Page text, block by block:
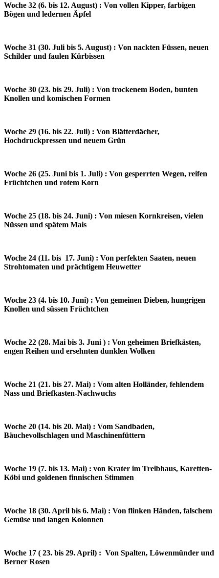
Woche 32 (6. bis 12. August) : Von vollen Kipper, farbigen
Bögen und ledernen Äpfel
Woche 31 (30. Juli bis 5. August) : Von nackten Füssen, neuen
Schilder und faulen Kürbissen
Woche 30 (23. bis 29. Juli) : Von trockenem Boden, bunten
Knollen und komischen Formen
Woche 29 (16. bis 22. Juli) : Von Blätterdächer,
Hochdruckpressen und neuem Grün
Woche 26 (25. Juni bis 1. Juli) : Von gesperrten Wegen, reifen
Früchtchen und rotem Korn
Woche 25 (18. bis 24. Juni) : Von miesen Kornkreisen, vielen
Nüssen und spätem Mais
Woche 24 (11. bis 17. Juni) : Von perfekten Saaten, neuen
Strohtomaten und prächtigem Heuwetter
Woche 23 (4. bis 10. Juni) : Von gemeinen Dieben, hungrigen
Knollen und süssen Früchtchen
Woche 22 (28. Mai bis 3. Juni ) : Von geheimen Briefkästen,
engen Reihen und ersehnten dunklen Wolken
Woche 21 (21. bis 27. Mai) : Vom alten Holländer, fehlendem
Nass und Briefkasten-Nachwuchs
Woche 20 (14. bis 20. Mai) : Vom Sandbaden,
Bäuchevollschlagen und Maschinenfüttern
Woche 19 (7. bis 13. Mai) : von Krater im Treibhaus, Karetten-
Köbi und goldenen finnischen Stimmen
Woche 18 (30. April bis 6. Mai) : Von flinken Händen, falschem
Gemüse und langen Kolonnen
Woche 17 ( 23. bis 29. April) : Von Spalten, Löwenmünder und
Berner Rosen